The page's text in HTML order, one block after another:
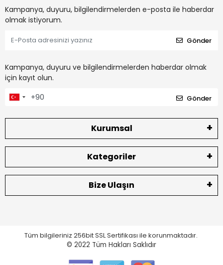
Kampanya, duyuru, bilgilendirmelerden e-posta ile haberdar
olmak istiyorum.
Gönder
Kampanya, duyuru ve bilgilendirmelerden haberdar olmak
için kayıt olun.
Gönder
Kurumsal
Kategoriler
Bize Ulaşın
Tüm bilgileriniz 256bit SSL Sertifikası ile korunmaktadır.
© 2022 Tüm Hakları Saklıdır